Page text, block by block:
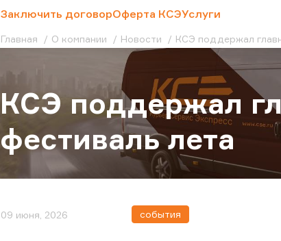
Заключить договорОферта КСЭУслуги
Главная О компании Новости КСЭ поддержал
КСЭ поддержал
фестиваль лета
09 июня, 2026 события